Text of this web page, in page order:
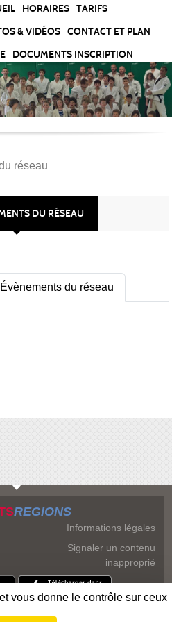
HORAIRES
TARIFS
& VIDÉOS
CONTACT ET PLAN
DOCUMENTS INSCRIPTION
réseau
DU RÉSEAU
Évènements du réseau
REGIONS
Informations légales
Signaler un contenu
inapproprié
vous donne le contrôle sur ceux